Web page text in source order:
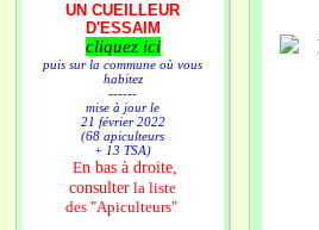
UN CUEILLEUR
D'ESSAIM
cliquez ici
puis sur la commune où vous
habitez
------
mise à jour le
21 février 2022
(68 apiculteurs
+ 13 TSA)
En bas à droite,
consulter la liste
des "Apiculteurs"